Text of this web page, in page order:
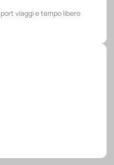
viaggi e tempo libero